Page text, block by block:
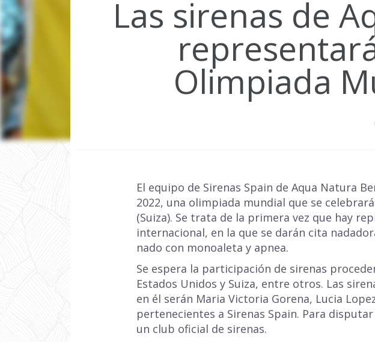
Las sirenas de
Olimpiada
El equipo de Sirenas Spain de Aqua Natura
2022, una olimpiada mundial que se
(Suiza). Se trata de la primera vez que hay
internacional, en la que se darán cita
nado con monoaleta y apnea.
Se espera la participación de sirenas
Estados Unidos y Suiza, entre otros. Las
en él serán Maria Victoria Gorena, Lucia
pertenecientes a Sirenas Spain. Para
un club oficial de sirenas.